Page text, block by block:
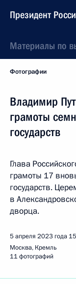
Президент
Материалы по
Фотографии
Владимир
грамоты
государств
Глава
грамоты 17
государств.
в
дворца.
5 апреля 2023 года
Москва, Кремль
11 фотографий